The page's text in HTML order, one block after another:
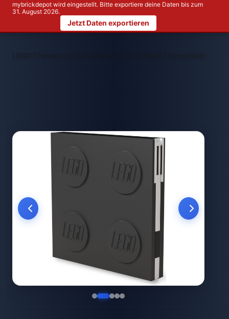
mybrickdepot wird eingestellt. Bitte exportiere deine Daten bis zum
31. August 2026.
Jetzt Daten exportieren
LEGO Themen > LEGO 5009067 Verschließbares